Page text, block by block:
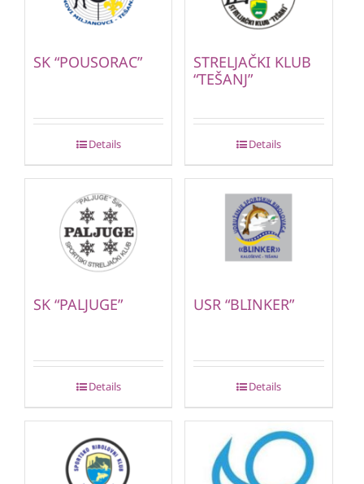
SK “POUSORAC”
Details
STRELJAČKI KLUB
“TEŠANJ”
Details
SK “PALJUGE”
Details
USR “BLINKER”
Details